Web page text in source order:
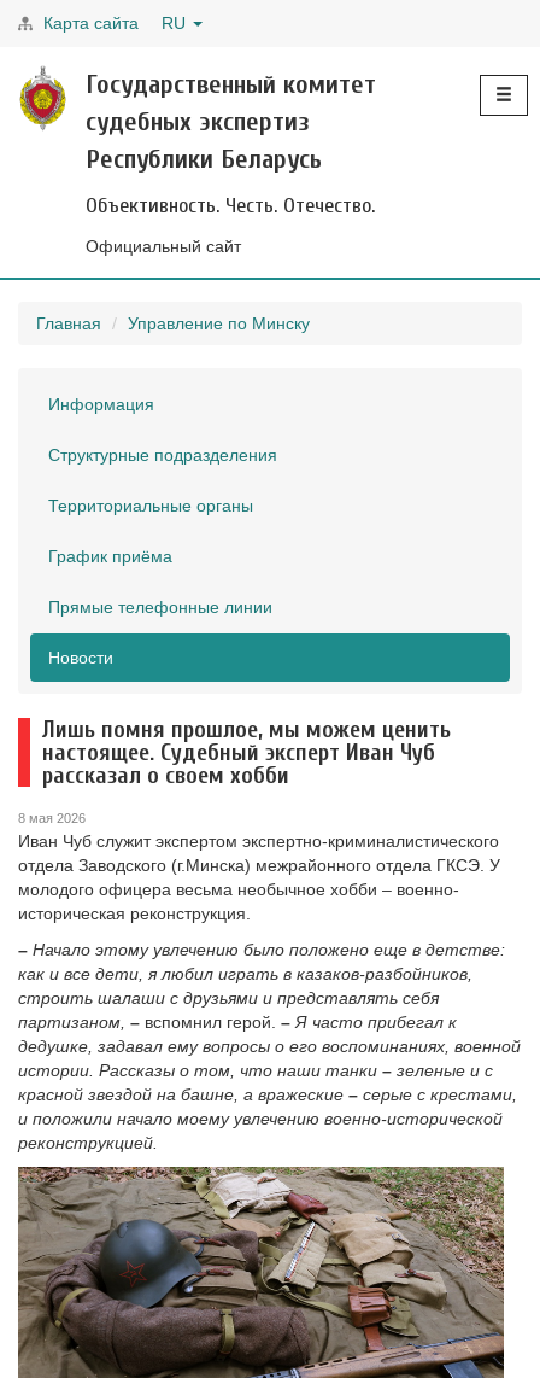
Карта сайта RU
Государственный комитет
судебных экспертиз
Республики Беларусь
Объективность. Честь. Отечество.
Официальный сайт
Главная Управление по Минску
Информация
Структурные подразделения
Территориальные органы
График приёма
Прямые телефонные линии
Новости
Лишь помня прошлое, мы можем ценить
настоящее. Судебный эксперт Иван Чуб
рассказал о своем хобби
8 мая 2026
Иван Чуб служит экспертом экспертно-криминалистического
отдела Заводского (г.Минска) межрайонного отдела ГКСЭ. У
молодого офицера весьма необычное хобби – военно-
историческая реконструкция.
– Начало этому увлечению было положено еще в детстве:
как и все дети, я любил играть в казаков-разбойников,
строить шалаши с друзьями и представлять себя
партизаном, – вспомнил герой. – Я часто прибегал к
дедушке, задавал ему вопросы о его воспоминаниях, военной
истории. Рассказы о том, что наши танки – зеленые и с
красной звездой на башне, а вражеские – серые с крестами,
и положили начало моему увлечению военно-исторической
реконструкцией.